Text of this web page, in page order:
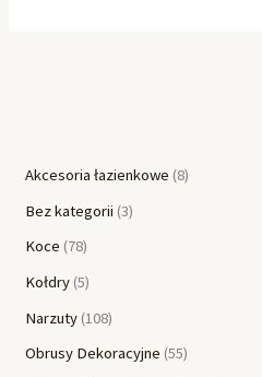
Akcesoria łazienkowe 8
Bez kategorii 3
Koce 78
Kołdry 5
Narzuty 108
Obrusy Dekoracyjne 55